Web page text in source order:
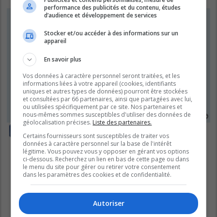
Capuchino
Re: Les Traîtres 2025 - Lundi 24 mars à 20 h
sur Noovo et CRAVE
mar. juin 03, 2025 5:25 pm
Moi c'est Karyne ou Karine qui m'a le plus déplue. C'est fou comment elle
était "agressive" on sentait qu'elle avait été vraiment très blessée dans
son égo. Elle pis Mike allaient sûrement faire le jeu en pensant qu'ils
seraient extraordinaires et qu'ils allaient gagner les doigts dans le nez. Et
ce n'est pas arrivé et on dirait qu'ils sont restés amers de ça.
41 messages Précédent
1 2 3
Aller
performance des publicités et du contenu, études
d’audience et développement de services
Stocker et/ou accéder à des informations sur un
appareil
En savoir plus
Vos données à caractère personnel seront traitées, et les
informations liées à votre appareil (cookies, identifiants
uniques et autres types de données) pourront être stockées
et consultées par 66 partenaires, ainsi que partagées avec lui,
ou utilisées spécifiquement par ce site. Nos partenaires et
nous-mêmes sommes susceptibles d'utiliser des données de
géolocalisation précises. Liste des partenaires.
Certains fournisseurs sont susceptibles de traiter vos
données à caractère personnel sur la base de l'intérêt
légitime. Vous pouvez vous y opposer en gérant vos options
ci-dessous. Recherchez un lien en bas de cette page ou dans
le menu du site pour gérer ou retirer votre consentement
dans les paramètres des cookies et de confidentialité.
Autoriser